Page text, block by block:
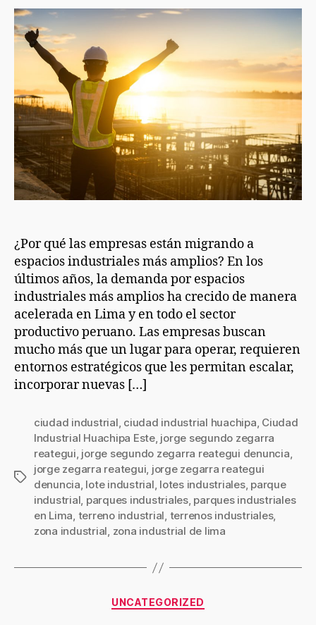
¿Por qué las empresas están migrando a
espacios industriales más amplios? En los
últimos años, la demanda por espacios
industriales más amplios ha crecido de manera
acelerada en Lima y en todo el sector
productivo peruano. Las empresas buscan
mucho más que un lugar para operar, requieren
entornos estratégicos que les permitan escalar,
incorporar nuevas […]
ciudad industrial, ciudad industrial huachipa, Ciudad
Industrial Huachipa Este, jorge segundo zegarra
reategui, jorge segundo zegarra reategui denuncia,
jorge zegarra reategui, jorge zegarra reategui
denuncia, lote industrial, lotes industriales, parque
industrial, parques industriales, parques industriales
en Lima, terreno industrial, terrenos industriales,
zona industrial, zona industrial de lima
UNCATEGORIZED